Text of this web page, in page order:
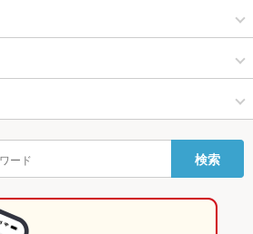
す。
ております
口店
フェティト）筑紫口店
・鶏料理
生ハム 検索